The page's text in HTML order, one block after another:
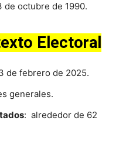
de octubre de 1990.
Electoral
de febrero de 2025.
generales.
: alrededor de 62